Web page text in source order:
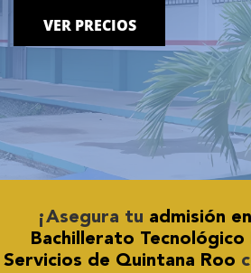
VER PRECIOS
¡Asegura tu admisión
Bachillerato
Servicios de Quintana Roo